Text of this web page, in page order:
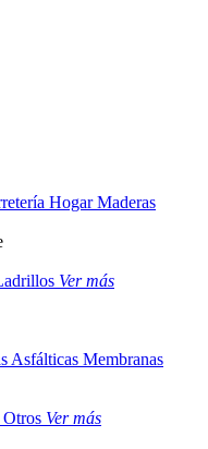
HogarMaderas
Ver más
Asfálticas Membranas
Otros Ver más